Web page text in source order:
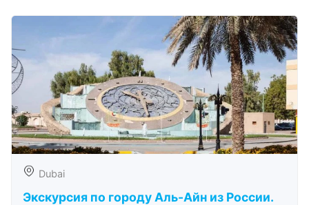
Dubai
Экскурсия по городу Аль-Айн из России.